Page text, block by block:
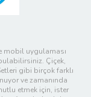
mobil uygulaması
Çiçek,
gibi birçok farklı
ve zamanında
etmek için, ister